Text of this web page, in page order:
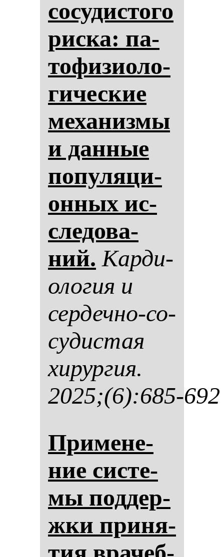
со­су­дис­то­го
рис­ка: па­
то­фи­зи­оло­
ги­чес­кие
ме­ха­низ­мы
и дан­ные
по­пу­ля­ци­
он­ных ис­
сле­до­ва­
ний. Кар­ди­
оло­гия и
сер­деч­но-со­
су­дис­тая
хи­рур­гия.
2025;(6):685-692
При­ме­не­
ние сис­те­
мы под­дер­
жки при­ня­